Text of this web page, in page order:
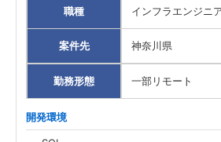
職種 インフラエンジニ
案件先 神奈川県
勤務形態 一部リモート
開発環境